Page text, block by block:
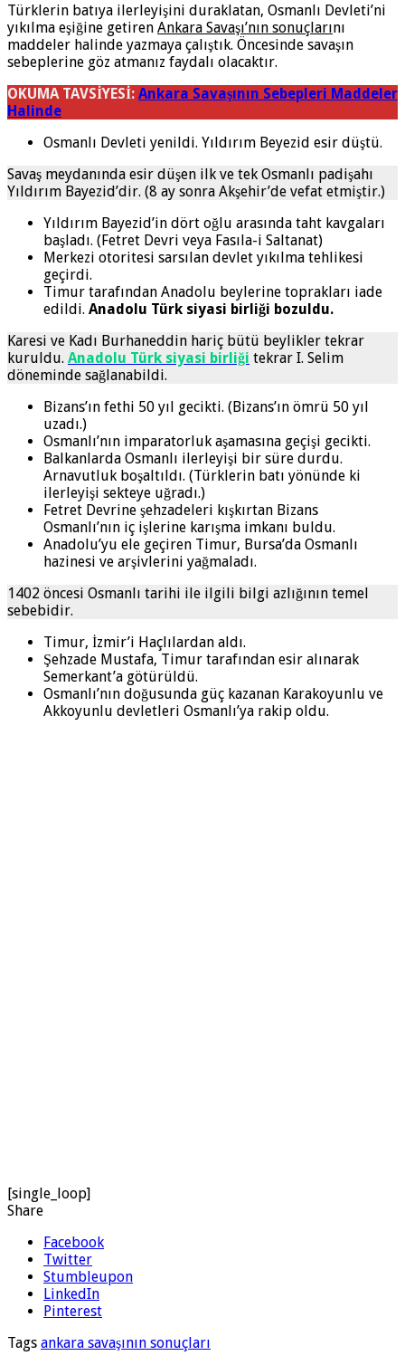
Türklerin batıya ilerleyişini duraklatan, Osmanlı Devleti’ni
yıkılma eşiğine getiren Ankara Savaşı’nın sonuçlarını
maddeler halinde yazmaya çalıştık. Öncesinde savaşın
sebeplerine göz atmanız faydalı olacaktır.
OKUMA TAVSİYESİ: Ankara Savaşının Sebepleri Maddeler
Halinde
Osmanlı Devleti yenildi. Yıldırım Beyezid esir düştü.
Savaş meydanında esir düşen ilk ve tek Osmanlı padişahı
Yıldırım Bayezid’dir. (8 ay sonra Akşehir’de vefat etmiştir.)
Yıldırım Bayezid’in dört oğlu arasında taht kavgaları
başladı. (Fetret Devri veya Fasıla-i Saltanat)
Merkezi otoritesi sarsılan devlet yıkılma tehlikesi
geçirdi.
Timur tarafından Anadolu beylerine toprakları iade
edildi. Anadolu Türk siyasi birliği bozuldu.
Karesi ve Kadı Burhaneddin hariç bütü beylikler tekrar
kuruldu. Anadolu Türk siyasi birliği tekrar I. Selim
döneminde sağlanabildi.
Bizans’ın fethi 50 yıl gecikti. (Bizans’ın ömrü 50 yıl
uzadı.)
Osmanlı’nın imparatorluk aşamasına geçişi gecikti.
Balkanlarda Osmanlı ilerleyişi bir süre durdu.
Arnavutluk boşaltıldı. (Türklerin batı yönünde ki
ilerleyişi sekteye uğradı.)
Fetret Devrine şehzadeleri kışkırtan Bizans
Osmanlı’nın iç işlerine karışma imkanı buldu.
Anadolu’yu ele geçiren Timur, Bursa’da Osmanlı
hazinesi ve arşivlerini yağmaladı.
1402 öncesi Osmanlı tarihi ile ilgili bilgi azlığının temel
sebebidir.
Timur, İzmir’i Haçlılardan aldı.
Şehzade Mustafa, Timur tarafından esir alınarak
Semerkant’a götürüldü.
Osmanlı’nın doğusunda güç kazanan Karakoyunlu ve
Akkoyunlu devletleri Osmanlı’ya rakip oldu.
[single_loop]
Share
Facebook
Twitter
Stumbleupon
LinkedIn
Pinterest
Tags ankara savaşının sonuçları